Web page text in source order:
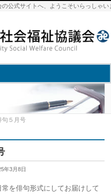
公式サイトへ、ようこそいらっしゃい
句５月号
年3月8日
を俳句形式にしてお届けして